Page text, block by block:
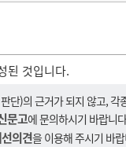
된 것입니다.
단)의 근거가 되지 않고,
문고에 문의하시기 바랍니
의견을 이용해 주시기 바